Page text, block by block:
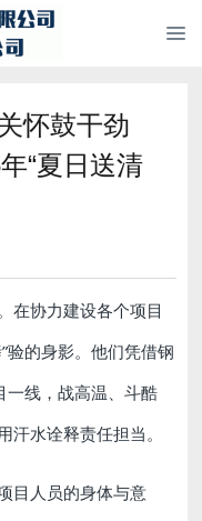
怀鼓干劲
“夏日送清
在协力建设各个项目
验的身影。他们凭借钢
一线，战高温、斗酷
水诠释责任担当。
目人员的身体与意